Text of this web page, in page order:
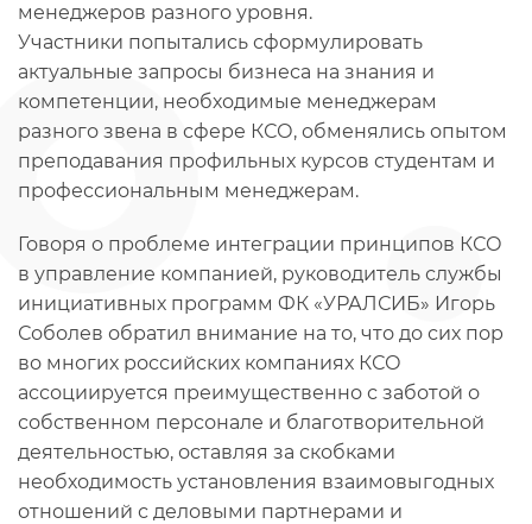
менеджеров разного уровня.
Участники попытались сформулировать
актуальные запросы бизнеса на знания и
компетенции, необходимые менеджерам
разного звена в сфере КСО, обменялись опытом
преподавания профильных курсов студентам и
профессиональным менеджерам.
Говоря о проблеме интеграции принципов КСО
в управление компанией, руководитель службы
инициативных программ ФК «УРАЛСИБ» Игорь
Соболев обратил внимание на то, что до сих пор
во многих российских компаниях КСО
ассоциируется преимущественно с заботой о
собственном персонале и благотворительной
деятельностью, оставляя за скобками
необходимость установления взаимовыгодных
отношений с деловыми партнерами и